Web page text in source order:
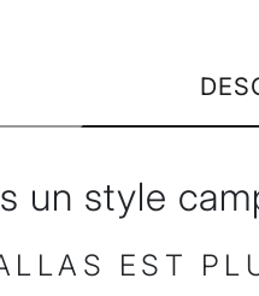
un style
EST